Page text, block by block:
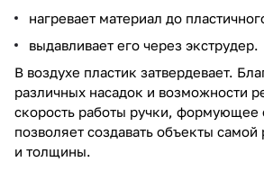
нагревает материал до
выдавливает его через экструдер.
В воздухе пластик затвердевает.
различных насадок и возможности
скорость работы ручки, формующее
позволяет создавать объекты
и толщины.